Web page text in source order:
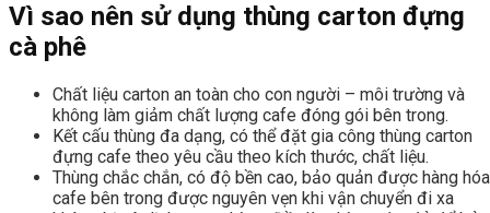
Vì sao nên sử dụng thùng carton đựng
cà phê
Chất liệu carton an toàn cho con người – môi trường và
không làm giảm chất lượng cafe đóng gói bên trong.
Kết cấu thùng đa dạng, có thể đặt gia công thùng carton
đựng cafe theo yêu cầu theo kích thước, chất liệu.
Thùng chắc chắn, có độ bền cao, bảo quản được hàng hóa
cafe bên trong được nguyên vẹn khi vận chuyển đi xa